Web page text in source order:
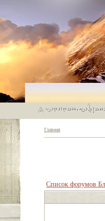
Главная
Список форумов